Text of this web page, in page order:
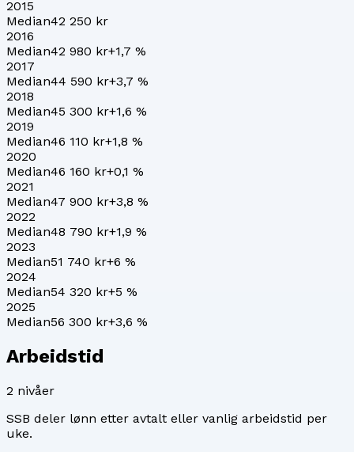
2015
Median42 250 kr
2016
Median42 980 kr+1,7 %
2017
Median44 590 kr+3,7 %
2018
Median45 300 kr+1,6 %
2019
Median46 110 kr+1,8 %
2020
Median46 160 kr+0,1 %
2021
Median47 900 kr+3,8 %
2022
Median48 790 kr+1,9 %
2023
Median51 740 kr+6 %
2024
Median54 320 kr+5 %
2025
Median56 300 kr+3,6 %
Arbeidstid
2 nivåer
SSB deler lønn etter avtalt eller vanlig arbeidstid per
uke.